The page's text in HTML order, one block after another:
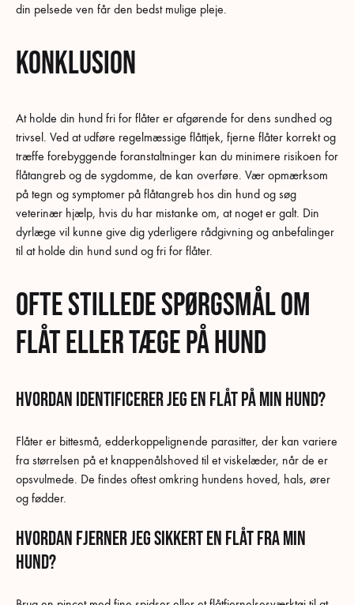
din pelsede ven får den bedst mulige pleje.
Konklusion
At holde din hund fri for flåter er afgørende for dens sundhed og
trivsel. Ved at udføre regelmæssige flåttjek, fjerne flåter korrekt og
træffe forebyggende foranstaltninger kan du minimere risikoen for
flåtangreb og de sygdomme, de kan overføre. Vær opmærksom
på tegn og symptomer på flåtangreb hos din hund og søg
veterinær hjælp, hvis du har mistanke om, at noget er galt. Din
dyrlæge vil kunne give dig yderligere rådgivning og anbefalinger
til at holde din hund sund og fri for flåter.
Ofte Stillede Spørgsmål om
flåt eller tæge på hund
Hvordan identificerer jeg en flåt på min hund?
Flåter er bittesmå, edderkoppelignende parasitter, der kan variere
fra størrelsen på et knappenålshoved til et viskelæder, når de er
opsvulmede. De findes oftest omkring hundens hoved, hals, ører
og fødder.
Hvordan fjerner jeg sikkert en flåt fra min
hund?